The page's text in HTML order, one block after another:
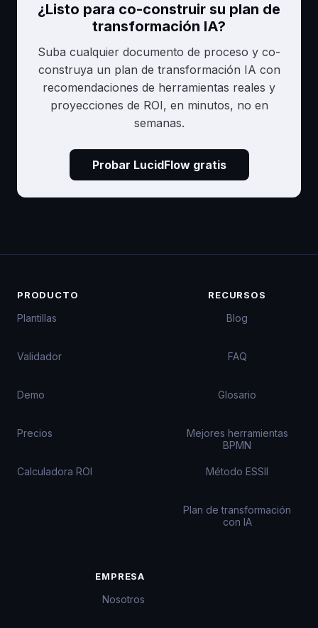
¿Listo para co-construir su plan de
transformación IA?
Suba cualquier documento de proceso y co-
construya un plan de transformación IA con
recomendaciones de herramientas reales y
proyecciones de ROI, en minutos, no en
semanas.
Probar LucidFlow gratis
PRODUCTO
Plantillas
Validador
Demo
Precios
Calculadora ROI
RECURSOS
Blog
FAQ
Glosario
Mejores herramientas
BPMN
Método ESSII
Plan de transformación
con IA
EMPRESA
Nosotros